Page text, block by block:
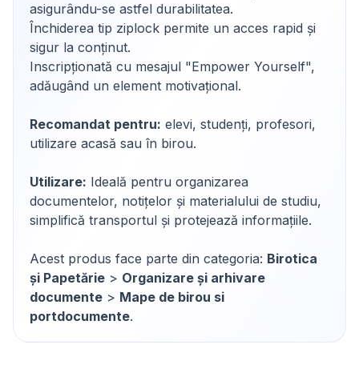
asigurându-se astfel durabilitatea.
Închiderea tip ziplock permite un acces rapid și
sigur la conținut.
Inscripționată cu mesajul "Empower Yourself",
adăugând un element motivațional.
Recomandat pentru: elevi, studenți, profesori,
utilizare acasă sau în birou.
Utilizare: Ideală pentru organizarea
documentelor, notițelor și materialului de studiu,
simplifică transportul și protejează informațiile.
Acest produs face parte din categoria: Birotica
și Papetărie > Organizare și arhivare
documente > Mape de birou si
portdocumente.